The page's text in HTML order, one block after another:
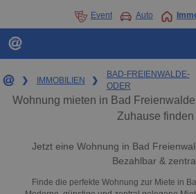
Event Auto
❯ IMMOBILIEN ❯
BAD-FREIENWALDE-
ODER
Wohnung mieten in Bad
Zuhause finden
Jetzt eine Wohnung in Bad
Bezahlbar &
Finde die perfekte Wohnung zur Miete in